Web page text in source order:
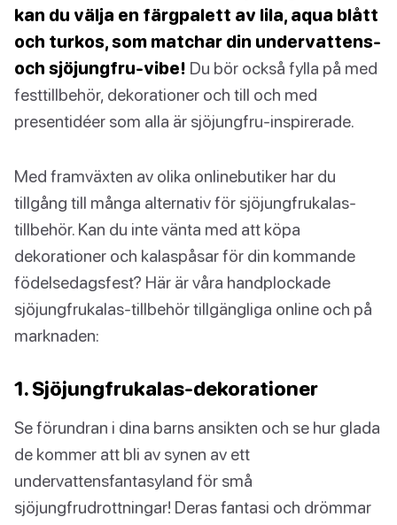
kan du välja en färgpalett av lila, aqua blått
och turkos, som matchar din undervattens-
och sjöjungfru-vibe! Du bör också fylla på med
festtillbehör, dekorationer och till och med
presentidéer som alla är sjöjungfru-inspirerade.
Med framväxten av olika onlinebutiker har du
tillgång till många alternativ för sjöjungfrukalas-
tillbehör. Kan du inte vänta med att köpa
dekorationer och kalaspåsar för din kommande
födelsedagsfest? Här är våra handplockade
sjöjungfrukalas-tillbehör tillgängliga online och på
marknaden:
1. Sjöjungfrukalas-dekorationer
Se förundran i dina barns ansikten och se hur glada
de kommer att bli av synen av ett
undervattensfantasyland för små
sjöjungfrudrottningar! Deras fantasi och drömmar